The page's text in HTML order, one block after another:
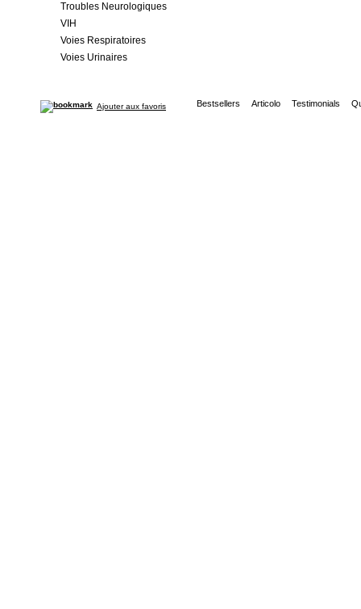
Troubles Neurologiques
VIH
Voies Respiratoires
Voies Urinaires
Ajouter aux favoris Bestsellers Articolo Testimonials